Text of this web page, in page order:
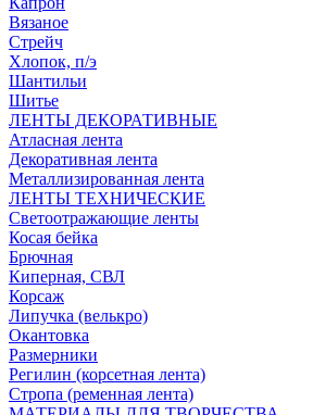
Вязаное
Стрейч
Хлопок, п/э
Шантильи
Шитье
ЛЕНТЫ ДЕКОРАТИВНЫЕ
Атласная лента
Декоративная лента
Металлизированная лента
ЛЕНТЫ ТЕХНИЧЕСКИЕ
Светоотражающие ленты
Косая бейка
Брючная
Киперная, СВЛ
Корсаж
Липучка (велькро)
Окантовка
Размерники
Регилин (корсетная лента)
Стропа (ременная лента)